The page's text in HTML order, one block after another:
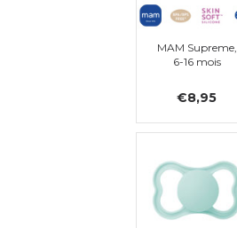
MAM Supreme,
6-16 mois
€8,95